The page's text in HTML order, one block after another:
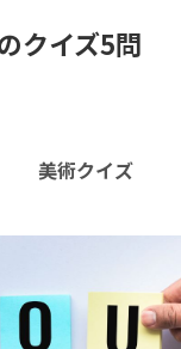
クイズ5問
美術クイズ